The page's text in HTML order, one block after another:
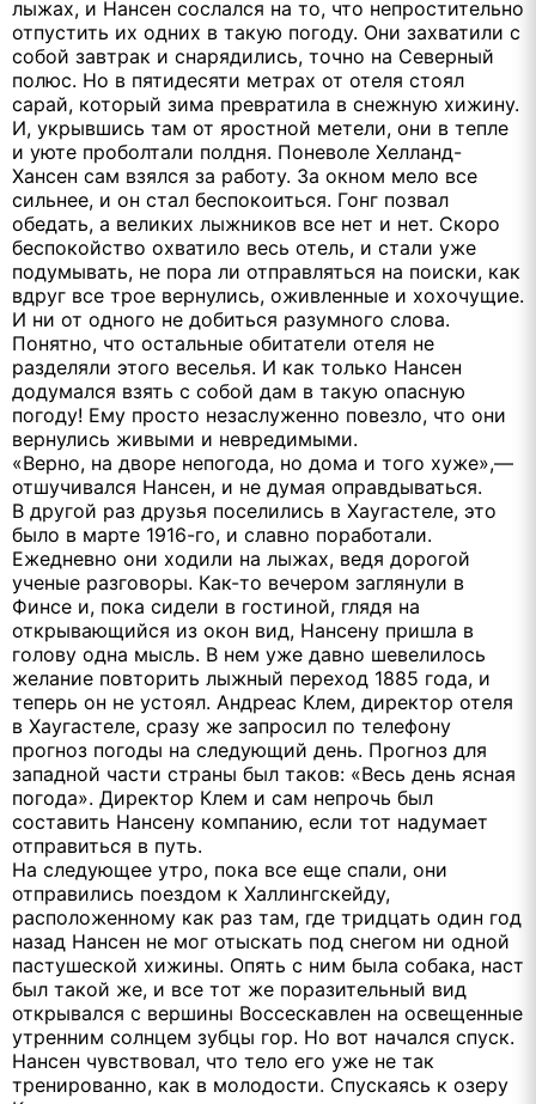
лыжах, и Нансен сослался на то, что непростительно
отпустить их одних в такую погоду. Они захватили с
собой завтрак и снарядились, точно на Северный
полюс. Но в пятидесяти метрах от отеля стоял
сарай, который зима превратила в снежную хижину.
И, укрывшись там от яростной метели, они в тепле
и уюте проболтали полдня. Поневоле Хелланд-
Хансен сам взялся за работу. За окном мело все
сильнее, и он стал беспокоиться. Гонг позвал
обедать, а великих лыжников все нет и нет. Скоро
беспокойство охватило весь отель, и стали уже
подумывать, не пора ли отправляться на поиски, как
вдруг все трое вернулись, оживленные и хохочущие.
И ни от одного не добиться разумного слова.
Понятно, что остальные обитатели отеля не
разделяли этого веселья. И как только Нансен
додумался взять с собой дам в такую опасную
погоду! Ему просто незаслуженно повезло, что они
вернулись живыми и невредимыми.
«Верно, на дворе непогода, но дома и того хуже»,—
отшучивался Нансен, и не думая оправдываться.
В другой раз друзья поселились в Хаугастеле, это
было в марте 1916-го, и славно поработали.
Ежедневно они ходили на лыжах, ведя дорогой
ученые разговоры. Как-то вечером заглянули в
Финсе и, пока сидели в гостиной, глядя на
открывающийся из окон вид, Нансену пришла в
голову одна мысль. В нем уже давно шевелилось
желание повторить лыжный переход 1885 года, и
теперь он не устоял. Андреас Клем, директор отеля
в Хаугастеле, сразу же запросил по телефону
прогноз погоды на следующий день. Прогноз для
западной части страны был таков: «Весь день ясная
погода». Директор Клем и сам непрочь был
составить Нансену компанию, если тот надумает
отправиться в путь.
На следующее утро, пока все еще спали, они
отправились поездом к Халлингскейду,
расположенному как раз там, где тридцать один год
назад Нансен не мог отыскать под снегом ни одной
пастушеской хижины. Опять с ним была собака, наст
был такой же, и все тот же поразительный вид
открывался с вершины Воссескавлен на освещенные
утренним солнцем зубцы гор. Но вот начался спуск.
Нансен чувствовал, что тело его уже не так
тренированно, как в молодости. Спускаясь к озеру